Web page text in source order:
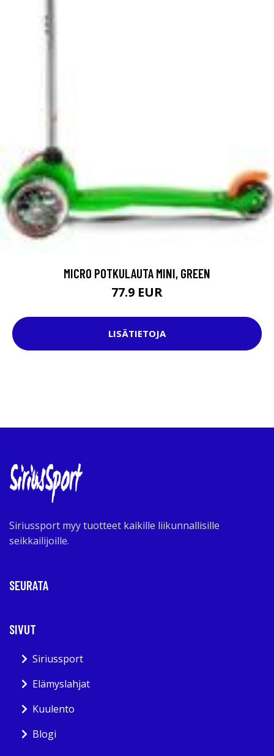
MICRO POTKULAUTA MINI, GREEN
77.9 EUR
LISÄTIETOJA
Siriussport myy tuotteet kaikille liikunnallisille
seikkailijoille.
SEURATA
SIVUT
Siriussport
Elämyslahjat
Kuulento
Blogi